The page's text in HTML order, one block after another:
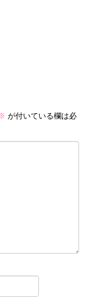
が付いている欄は必